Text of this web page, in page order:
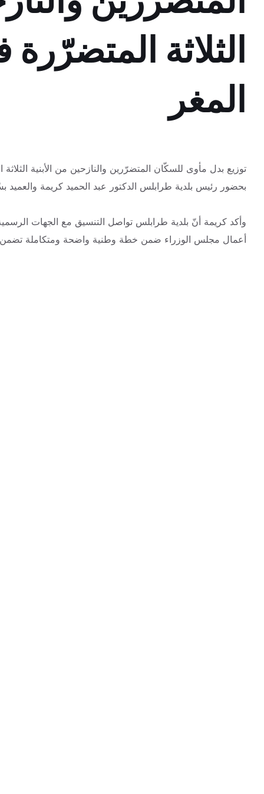
الثلاثة
المغر
توزيع بدل مأوى للسكّان المتضرّرين والنازحين من الأبنية
بحضور رئيس بلدية طرابلس الدكتور عبد الحميد كريمة والعميد
وأكد كريمة أنّ بلدية طرابلس تواصل التنسيق مع الجهات
أعمال مجلس الوزراء ضمن خطة وطنية واضحة ومتكاملة تضمن